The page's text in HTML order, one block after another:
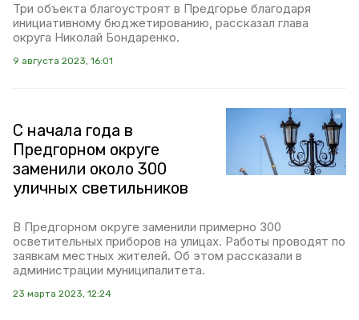
Три объекта благоустроят в Предгорье благодаря
инициативному бюджетированию, рассказал глава
округа Николай Бондаренко.
9 августа 2023, 16:01
С начала года в
Предгорном округе
заменили около 300
уличных светильников
В Предгорном округе заменили примерно 300
осветительных приборов на улицах. Работы проводят по
заявкам местных жителей. Об этом рассказали в
администрации муниципалитета.
23 марта 2023, 12:24